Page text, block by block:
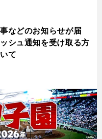
などのお知らせが届
シュ通知を受け取る方
て